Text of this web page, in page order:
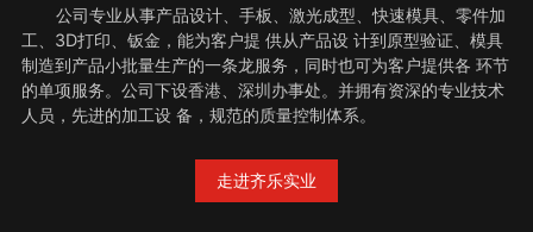
公司专业从事产品设计、手板、激光成型、快速模具、零件加
工、3D打印、钣金，能为客户提 供从产品设 计到原型验证、模具
制造到产品小批量生产的一条龙服务，同时也可为客户提供各 环节
的单项服务。公司下设香港、深圳办事处。并拥有资深的专业技术
人员，先进的加工设 备，规范的质量控制体系。
走进齐乐实业